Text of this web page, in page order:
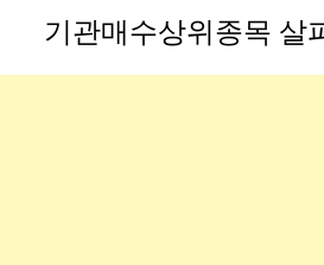
기관매수상위종목 살